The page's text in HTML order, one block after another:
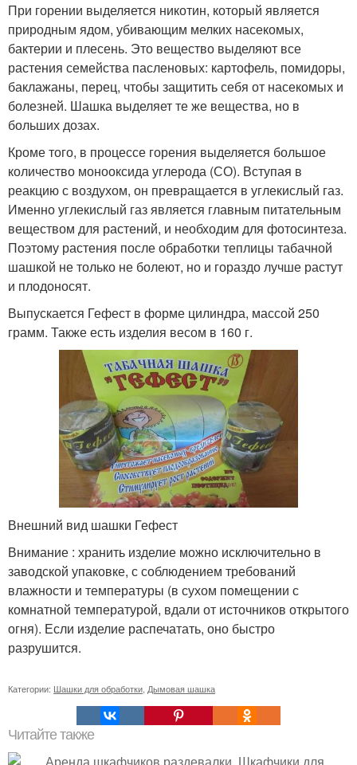
При горении выделяется никотин, который является
природным ядом, убивающим мелких насекомых,
бактерии и плесень. Это вещество выделяют все
растения семейства пасленовых: картофель, помидоры,
баклажаны, перец, чтобы защитить себя от насекомых и
болезней. Шашка выделяет те же вещества, но в
больших дозах.
Кроме того, в процессе горения выделяется большое
количество монооксида углерода (СО). Вступая в
реакцию с воздухом, он превращается в углекислый газ.
Именно углекислый газ является главным питательным
веществом для растений, и необходим для фотосинтеза.
Поэтому растения после обработки теплицы табачной
шашкой не только не болеют, но и гораздо лучше растут
и плодоносят.
Выпускается Гефест в форме цилиндра, массой 250
грамм. Также есть изделия весом в 160 г.
Внешний вид шашки Гефест
Внимание : хранить изделие можно исключительно в
заводской упаковке, с соблюдением требований
влажности и температуры (в сухом помещении с
комнатной температурой, вдали от источников открытого
огня). Если изделие распечатать, оно быстро
разрушится.
Категории: Шашки для обработки Дымовая шашка
Читайте также